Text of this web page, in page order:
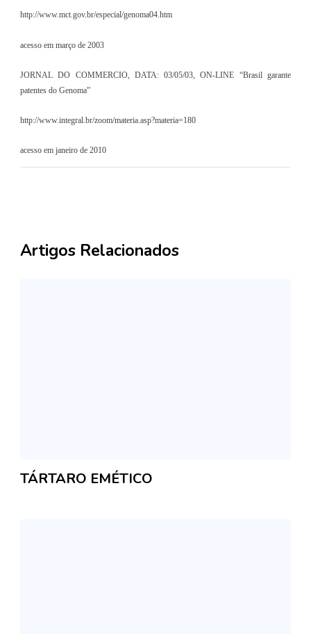
http://www.mct.gov.br/especial/genoma04.htm
acesso em março de 2003
JORNAL DO COMMERCIO, DATA: 03/05/03, ON-LINE “Brasil garante
patentes do Genoma”
http://www.integral.br/zoom/materia.asp?materia=180
acesso em janeiro de 2010
Artigos Relacionados
TÁRTARO EMÉTICO